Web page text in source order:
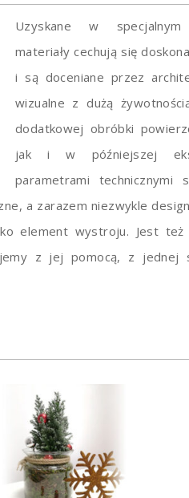
Uzyskane w specjalnym
materiały cechują się
i są doceniane przez
wizualne z dużą
dodatkowej obróbki
jak i w późniejszej
parametrami technicznymi
a zarazem niezwykle
element wystroju. Jest
z jej pomocą, z